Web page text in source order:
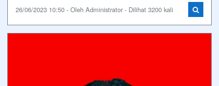
26/06/2023 10:50 - Oleh Administrator - Dilihat 3200 kali